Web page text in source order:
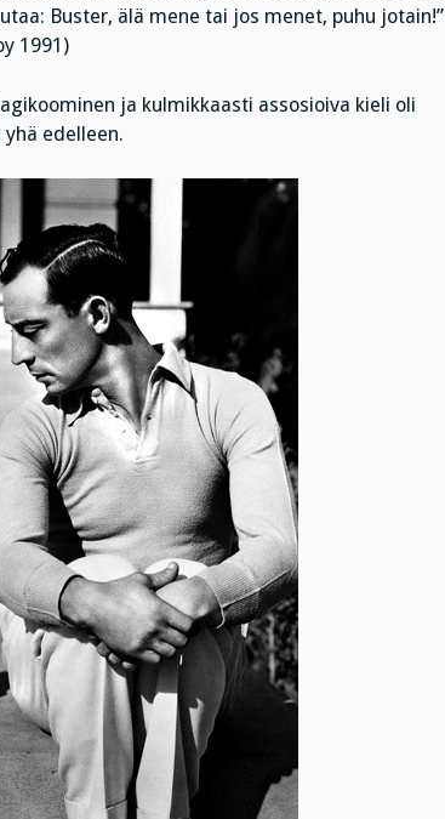
Buster, älä mene tai jos menet, puhu jotain!”
1991)
ja kulmikkaasti assosioiva kieli oli
edelleen.